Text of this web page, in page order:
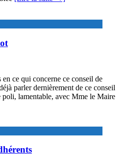
ce qui concerne ce conseil de
parler dernièrement de ce conseil
poli, lamentable, avec Mme le Maire